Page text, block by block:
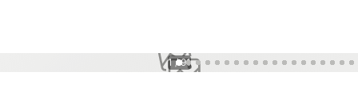
1 / 91